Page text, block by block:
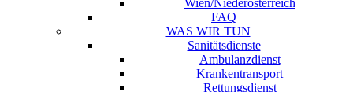
Wien/Niederösterreich
FAQ
WAS WIR TUN
Sanitätsdienste
Ambulanzdienst
Krankentransport
Rettungsdienst